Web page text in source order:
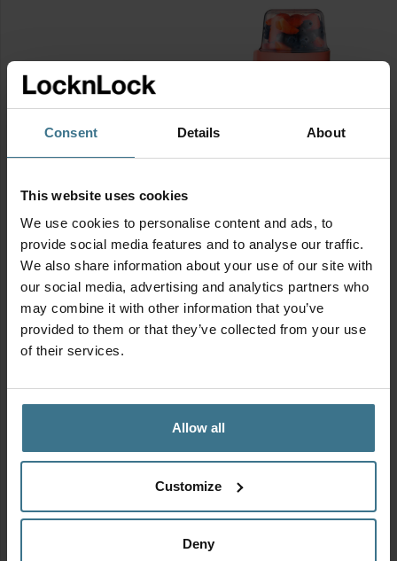
Consent Details About
This website uses cookies
We use cookies to personalise content and ads, to
provide social media features and to analyse our traffic.
We also share information about your use of our site with
our social media, advertising and analytics partners who
may combine it with other information that you’ve
provided to them or that they’ve collected from your use
of their services.
Allow all
Customize
Deny
vakjes – Groen
Afmetingen:15.1 × 10.8 × 5.8
cm
BPA vrij
€4.95
+ 310 ml – Roze
Afmetingen:10.5 × 9.9 × 21.3
cm
BPA vrij
11.95
Yoghurt beker | Muesli
beker to go (medium) 560
beker to go (small) 360 ml
+ 310 ml – Wit